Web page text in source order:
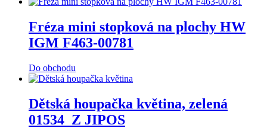
Fréza mini stopková na plochy HW
IGM F463-00781
Do obchodu
Dětská houpačka květina, zelená
01534_Z JIPOS